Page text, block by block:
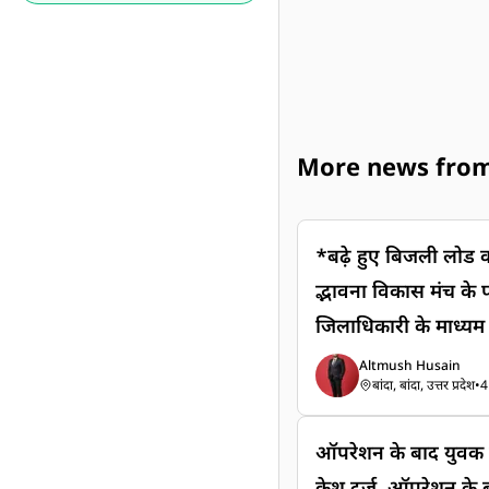
More news
*बढ़े हुए बिजली लोड को
द्भावना विकास मंच के पदाधिकारियों ने गुरुवार को
जिलाधिकारी के
विद्युत विभाग की
ध्यक्ष प्रमोद गुप्ता
स्वीकृत लोड पावर
Altmush Husain
बांदा, बांदा, उत्तर प्रदेश•
ऑपरेशन के बाद युवक